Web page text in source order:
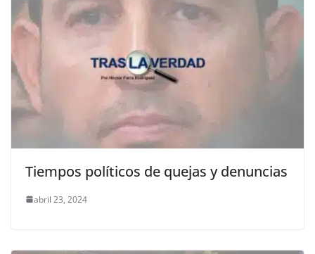
Tiempos políticos de quejas y denuncias
abril 23, 2024